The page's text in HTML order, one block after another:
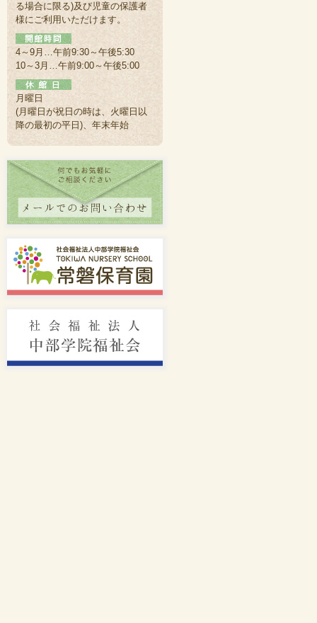
る場合に限る)及び児童の保護者
様にご利用いただけます。
4～9月…午前9:30～午後5:30
10～3月…午前9:00～午後5:00
月曜日
(月曜日が祝日の時は、火曜日以
降の最初の平日)、年末年始